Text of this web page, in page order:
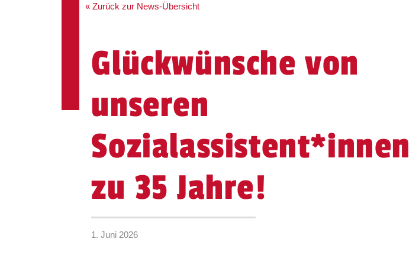
« Zurück zur News-Übersicht
Glückwünsche von
unseren
Sozialassistent*innen
zu 35 Jahre!
1. Juni 2026